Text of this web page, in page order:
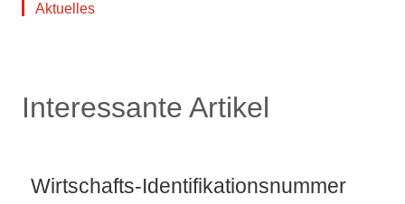
Aktuelles
Interessante Artikel
Wirtschafts-Identifikationsnummer